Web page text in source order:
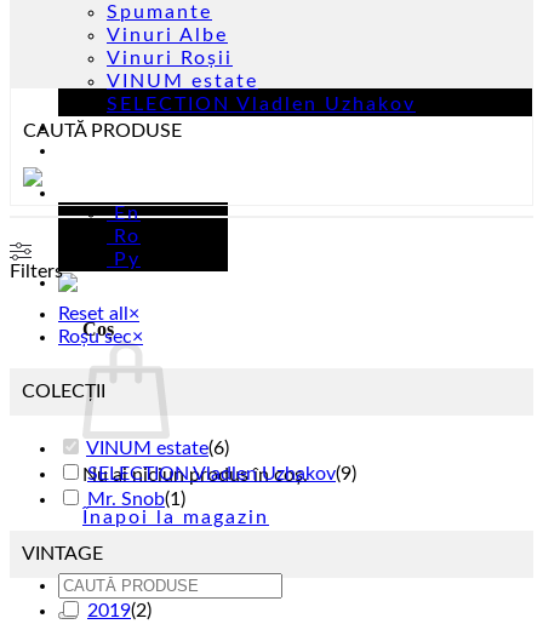
Spumante
Vinuri Albe
Vinuri Roșii
VINUM estate
SELECTION Vladlen Uzhakov
Evenimente
En
Ro
Ру
Coș
Nu ai niciun produs în coș.
Înapoi la magazin
Caută
după:
CAUTĂ PRODUSE
Filters
Reset all ×
Roșu sec×
COLECȚII
VINUM estate(6)
SELECTION Vladlen Uzhakov(9)
Mr. Snob(1 )
VINTAGE
2019(2)